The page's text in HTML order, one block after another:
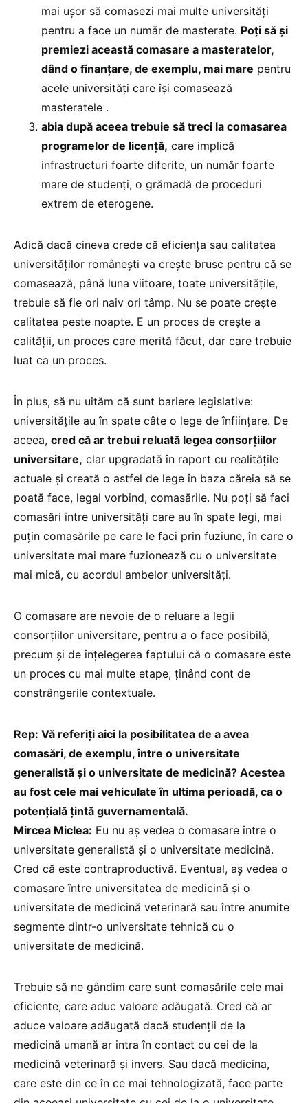
mai ușor să comasezi mai multe universități
pentru a face un număr de masterate. Poți să și
premiezi această comasare a masteratelor,
dând o finanțare, de exemplu, mai mare pentru
acele universități care își comasează
masteratele .
abia după aceea trebuie să treci la comasarea
programelor de licență, care implică
infrastructuri foarte diferite, un număr foarte
mare de studenți, o grămadă de proceduri
extrem de eterogene.
Adică dacă cineva crede că eficiența sau calitatea
universităților românești va crește brusc pentru că se
comasează, până luna viitoare, toate universitățile,
trebuie să fie ori naiv ori tâmp. Nu se poate crește
calitatea peste noapte. E un proces de crește a
calității, un proces care merită făcut, dar care trebuie
luat ca un proces.
În plus, să nu uităm că sunt bariere legislative:
universitățile au în spate câte o lege de înființare. De
aceea, cred că ar trebui reluată legea consorțiilor
universitare, clar upgradată în raport cu realitățile
actuale și creată o astfel de lege în baza căreia să se
poată face, legal vorbind, comasările. Nu poți să faci
comasări între universități care au în spate legi, mai
puțin comasările pe care le faci prin fuziune, în care o
universitate mai mare fuzionează cu o universitate
mai mică, cu acordul ambelor universități.
O comasare are nevoie de o reluare a legii
consorțiilor universitare, pentru a o face posibilă,
precum și de înțelegerea faptului că o comasare este
un proces cu mai multe etape, ținând cont de
constrângerile contextuale.
Rep: Vă referiți aici la posibilitatea de a avea
comasări, de exemplu, între o universitate
generalistă și o universitate de medicină? Acestea
au fost cele mai vehiculate în ultima perioadă, ca o
potențială țintă guvernamentală.
Mircea Miclea: Eu nu aș vedea o comasare între o
universitate generalistă și o universitate medicină.
Cred că este contraproductivă. Eventual, aș vedea o
comasare între universitatea de medicină și o
universitate de medicină veterinară sau între anumite
segmente dintr-o universitate tehnică cu o
universitate de medicină.
Trebuie să ne gândim care sunt comasările cele mai
eficiente, care aduc valoare adăugată. Cred că ar
aduce valoare adăugată dacă studenții de la
medicină umană ar intra în contact cu cei de la
medicină veterinară și invers. Sau dacă medicina,
care este din ce în ce mai tehnologizată, face parte